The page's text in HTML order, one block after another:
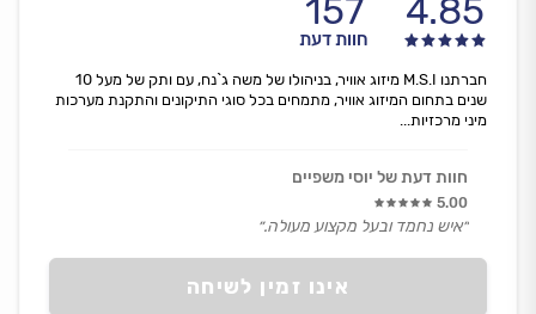
4.85
157
חוות דעת
אינו זמין לשיחה
חברתנו M.S.I מיזוג אוויר, בניהולו של משה ג`נח, עם ותק של מעל 10
שנים בתחום המיזוג אוויר, מתמחים בכל סוגי התיקונים והתקנת מערכות
מיני מרכזיות...
חוות דעת של יוסי משפיים
5.00
״איש נחמד ובעל מקצוע מעולה.״